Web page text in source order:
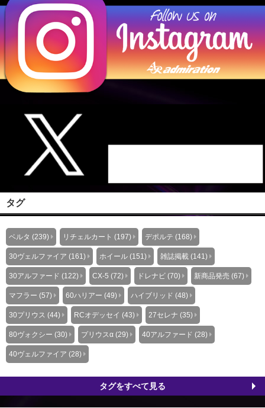
タグ
ベルタ (239) リチェルカート (197) デポルテ (168)
30ヴェルファイア (161) ホイール (151) 雑誌掲載 (141)
30アルファード (122) CX-5 (72) ドレナビ (70) 新商品発売 (67)
マフラー (57) 60ハリアー (49) ハイブリッド (48)
30プリウス (44) RCオデッセイ (43) 27セレナ (35)
80ヴォクシー (30) プリウスα (29) 40アルファード (28)
40ヴェルファイア (28)
タグをすべて見る